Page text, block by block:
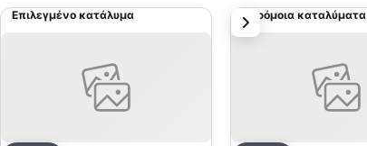
Επιλεγμένο κατάλυμα Παρόμοια καταλύματα
επόμενο